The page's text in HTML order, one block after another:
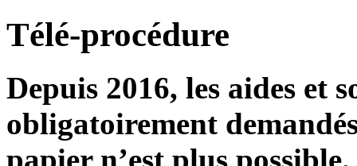
Télé-procédure
Depuis 2016, les aides et
obligatoirement